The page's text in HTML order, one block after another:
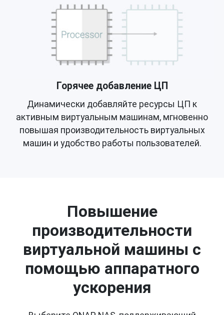
Горячее добавление ЦП
Динамически добавляйте ресурсы ЦП к
активным виртуальным машинам, мгновенно
повышая производительность виртуальных
машин и удобство работы пользователей.
Повышение
производительности
виртуальной машины с
помощью аппаратного
ускорения